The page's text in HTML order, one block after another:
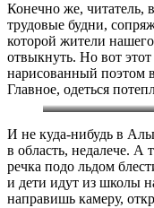
Конечно же, читатель,
трудовые будни,
которой жители
отвыкнуть. Но вот
нарисованный поэтом
Главное, одеться
И не куда-нибудь в
в область, недалече. А
речка подо льдом
и дети идут из школы
направишь камеру,